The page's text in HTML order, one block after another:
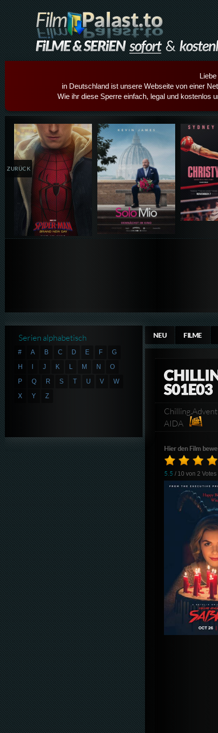
in Deutschland ist unsere Webseite von einer
Wie ihr diese Sperre einfach, legal und kostenlos
Details,Play Details,Play
ZURÜCK
NEU FILME
S01E03
AIDA
Hier den Film
5.5 / 10 von2 Votes
Serien alphabetisch
# A B C D E F
G
H
I J K L M N
O
P
Q R S T U V
W
X
Y Z